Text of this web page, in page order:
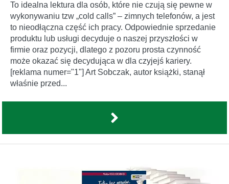
To idealna lektura dla osób, które nie czują się pewne w
wykonywaniu tzw „cold calls” – zimnych telefonów, a jest
to nieodłączna część ich pracy. Odpowiednie sprzedanie
produktu lub usługi decyduje o naszej przyszłości w
firmie oraz pozycji, dlatego z pozoru prosta czynność
może okazać się decydująca w dla czyjejś kariery.
[reklama numer="1"] Art Sobczak, autor książki, stanął
właśnie przed...